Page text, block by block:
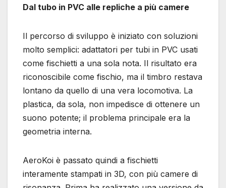
Dal tubo in PVC alle repliche a più camere
Il percorso di sviluppo è iniziato con soluzioni
molto semplici: adattatori per tubi in PVC usati
come fischietti a una sola nota. Il risultato era
riconoscibile come fischio, ma il timbro restava
lontano da quello di una vera locomotiva. La
plastica, da sola, non impedisce di ottenere un
suono potente; il problema principale era la
geometria interna.
AeroKoi è passato quindi a fischietti
interamente stampati in 3D, con più camere di